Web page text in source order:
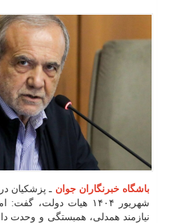
باشگاه خبرنگاران جوان
شهریور ۱۴۰۴ هیات
نیازمند همدلی، همبستگی و وحدت